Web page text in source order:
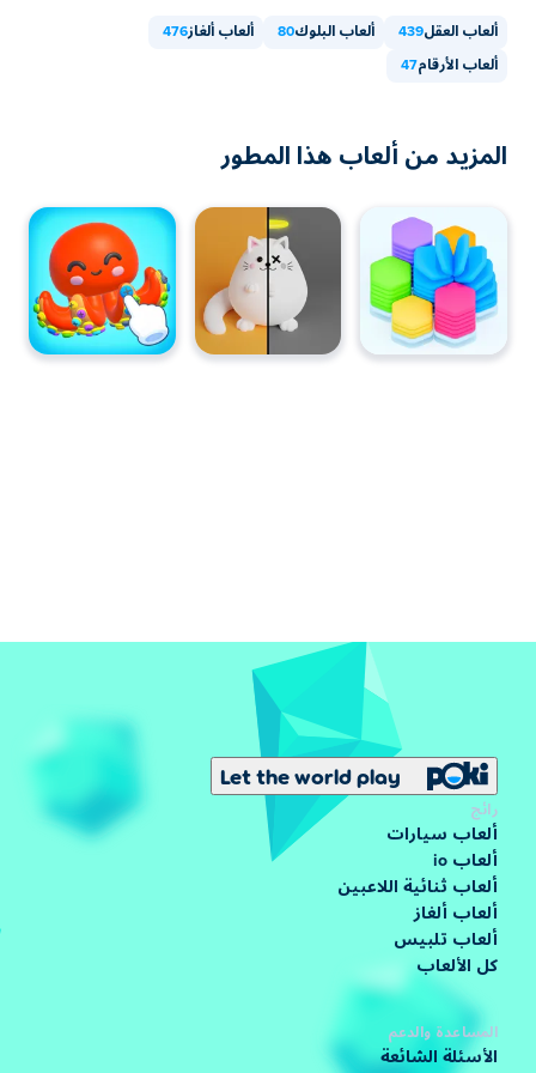
ألعاب العقل439 ألعاب البلوك80 ألعاب ألغاز476
ألعاب الأرقام47
المزيد من ألعاب هذا المطور
Let the world play
رائج
ألعاب سيارات
ألعاب io
ألعاب ثنائية اللاعبين
ألعاب ألغاز
ألعاب تلبيس
كل الألعاب
المساعدة والدعم
الأسئلة الشائعة